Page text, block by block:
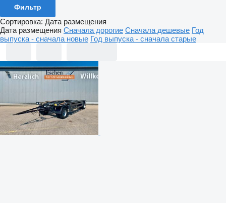
Фильтр
Сортировка: Дата размещения
Дата размещения Сначала дорогие Сначала дешевые Год
выпуска - сначала новые Год выпуска - сначала старые